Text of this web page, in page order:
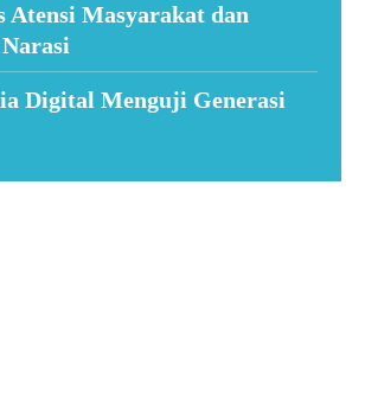
Atensi Masyarakat dan
Digital Menguji Generasi